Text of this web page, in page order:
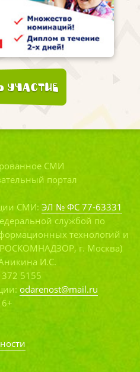
участие
СМИ
портал
СМИ: ЭЛ № ФС 77-63331
службой по
технологий и
г. Москва)
И.С.
5155
odarenost@mail.ru